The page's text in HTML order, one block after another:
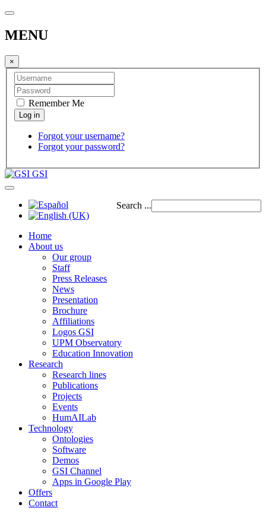
MENU
×
Remember Me
Forgot your username?
Forgot your password?
GSI
Search ...
Home
About us
Our group
Staff
Press Releases
News
Presentation
Brochure
Affiliations
Logos GSI
UPM Observatory
Education Innovation
Research
Research lines
Publications
Projects
Events
HumAILab
Technology
Ontologies
Software
Demos
GSI Channel
Apps in Google Play
Offers
Contact